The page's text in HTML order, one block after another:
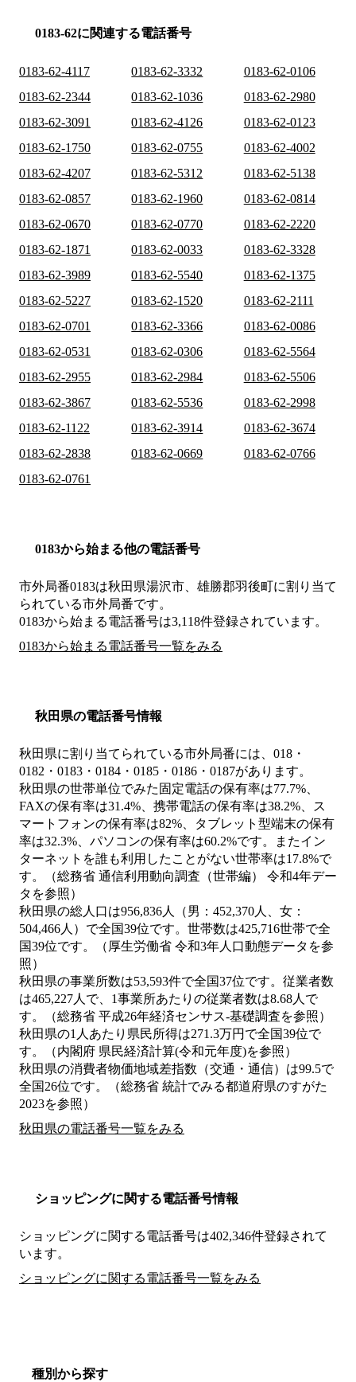
0183-62に関連する電話番号
0183-62-4117 0183-62-3332
0183-62-0106
0183-62-2344
0183-62-1036
0183-62-2980
0183-62-3091
0183-62-4126
0183-62-0123
0183-62-1750
0183-62-0755
0183-62-4002
0183-62-4207
0183-62-5312
0183-62-5138
0183-62-0857
0183-62-1960
0183-62-0814
0183-62-0670
0183-62-0770
0183-62-2220
0183-62-1871
0183-62-0033
0183-62-3328
0183-62-3989
0183-62-5540
0183-62-1375
0183-62-5227
0183-62-1520
0183-62-2111
0183-62-0701
0183-62-3366
0183-62-0086
0183-62-0531
0183-62-0306
0183-62-5564
0183-62-2955
0183-62-2984
0183-62-5506
0183-62-3867
0183-62-5536
0183-62-2998
0183-62-1122
0183-62-3914
0183-62-3674
0183-62-2838
0183-62-0669
0183-62-0766
0183-62-0761
0183から始まる他の電話番号
市外局番0183は秋田県湯沢市、雄勝郡羽後町に割り当て
られている市外局番です。
0183から始まる電話番号は3,118件登録されています。
0183から始まる電話番号一覧をみる
秋田県の電話番号情報
秋田県に割り当てられている市外局番には、018・
0182・0183・0184・0185・0186・0187があります。
秋田県の世帯単位でみた固定電話の保有率は77.7%、
FAXの保有率は31.4%、携帯電話の保有率は38.2%、ス
マートフォンの保有率は82%、タブレット型端末の保有
率は32.3%、パソコンの保有率は60.2%です。またイン
ターネットを誰も利用したことがない世帯率は17.8%で
す。（総務省 通信利用動向調査（世帯編） 令和4年デー
タを参照）
秋田県の総人口は956,836人（男：452,370人、女：
504,466人）で全国39位です。世帯数は425,716世帯で全
国39位です。（厚生労働省 令和3年人口動態データを参
照）
秋田県の事業所数は53,593件で全国37位です。従業者数
は465,227人で、1事業所あたりの従業者数は8.68人で
す。（総務省 平成26年経済センサス‐基礎調査を参照）
秋田県の1人あたり県民所得は271.3万円で全国39位で
す。（内閣府 県民経済計算(令和元年度)を参照）
秋田県の消費者物価地域差指数（交通・通信）は99.5で
全国26位です。（総務省 統計でみる都道府県のすがた
2023を参照）
秋田県の電話番号一覧をみる
ショッピングに関する電話番号情報
ショッピングに関する電話番号は402,346件登録されて
います。
ショッピングに関する電話番号一覧をみる
種別から探す